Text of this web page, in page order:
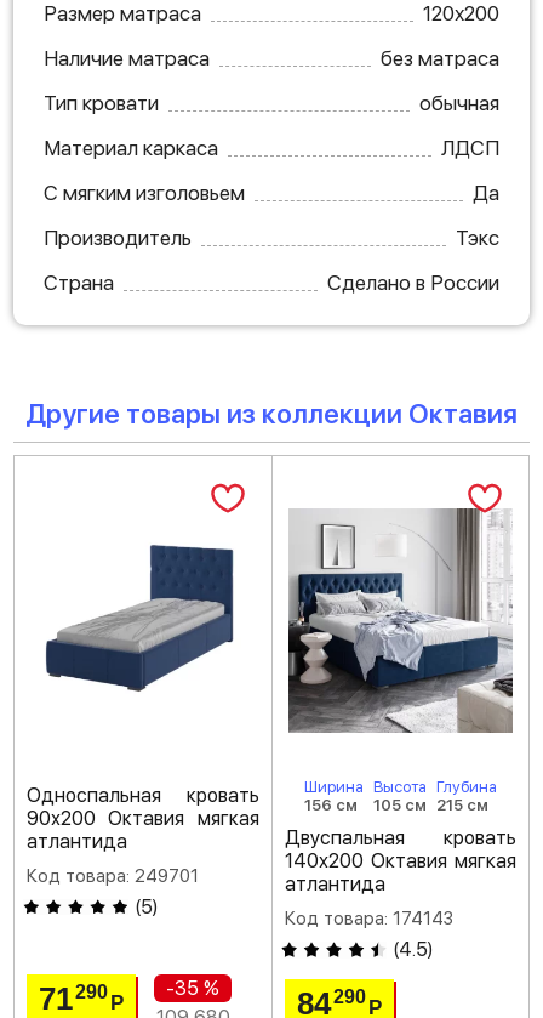
Размер матраса
120х200
Наличие матраса
без матраса
Тип кровати
обычная
Материал каркаса
ЛДСП
С мягким изголовьем
Да
Производитель
Тэкс
Страна
Сделано в России
Другие товары из коллекции Октавия
Односпальная кровать
90х200 Октавия мягкая
атлантида
Код товара: 249701
(5)
71290 Р
-35 %
Ширина
156 см
Высота
105 см
Глубина
215 см
Двуспальная кровать
140х200 Октавия мягкая
атлантида
Код товара: 174143
(4.5)
84290 Р